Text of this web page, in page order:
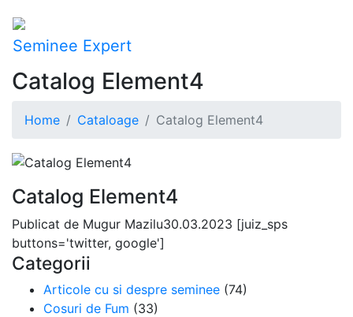
Seminee Expert
Catalog Element4
Home Cataloage Catalog Element4
Catalog Element4
Publicat de Mugur Mazilu30.03.2023 [juiz_sps
buttons='twitter, google']
Categorii
Articole cu si despre seminee (74)
Cosuri de Fum (33)